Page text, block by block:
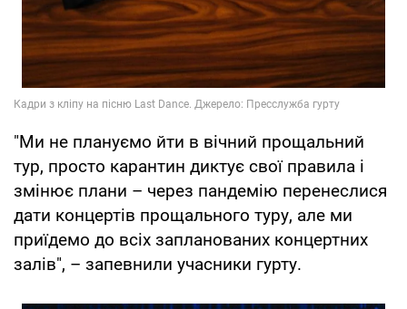
"Ми не плануємо йти в вічний прощальний
тур, просто карантин диктує свої правила і
змінює плани – через пандемію перенеслися
дати концертів прощального туру, але ми
приїдемо до всіх запланованих концертних
залів", – запевнили учасники гурту.